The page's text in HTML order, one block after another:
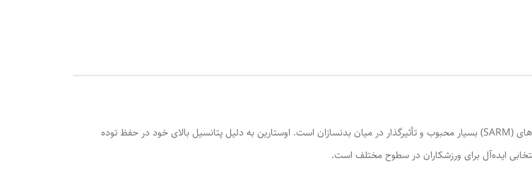
شناخته می‌شود، یکی از سارم‌های (SARM) بسیار محبوب و تأثیرگذار در میان بدنسازان است. اوستارین به دلیل پتانسیل بالای خود در حفظ توده
ایده‌آل برای ورزشکاران در سطوح مختلف است.